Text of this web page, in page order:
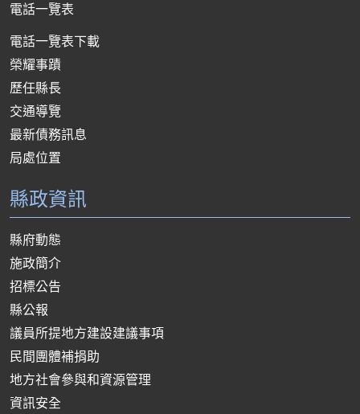
電話一覽表
電話一覽表下載
榮耀事蹟
歷任縣長
交通導覽
最新債務訊息
局處位置
縣政資訊
縣府動態
施政簡介
招標公告
縣公報
議員所提地方建設建議事項
民間團體補捐助
地方社會參與和資源管理
資訊安全